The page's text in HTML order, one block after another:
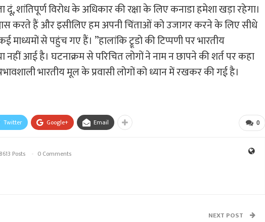
दूं, शांतिपूर्ण विरोध के अधिकार की रक्षा के लिए कनाडा हमेशा खड़ा रहेगा।
करते हैं और इसीलिए हम अपनी चिंताओं को उजागर करने के लिए सीधे
माध्यमों से पहुंच गए हैं। ”हालांकि ट्रूडो की टिप्पणी पर भारतीय
नहीं आई है। घटनाक्रम से परिचित लोगों ने नाम न छापने की शर्त पर कहा
भारतीय मूल के प्रवासी लोगों को ध्यान में रखकर की गई है।
0
Twitter Google+ Email
Posts 0 Comments
NEXT POST